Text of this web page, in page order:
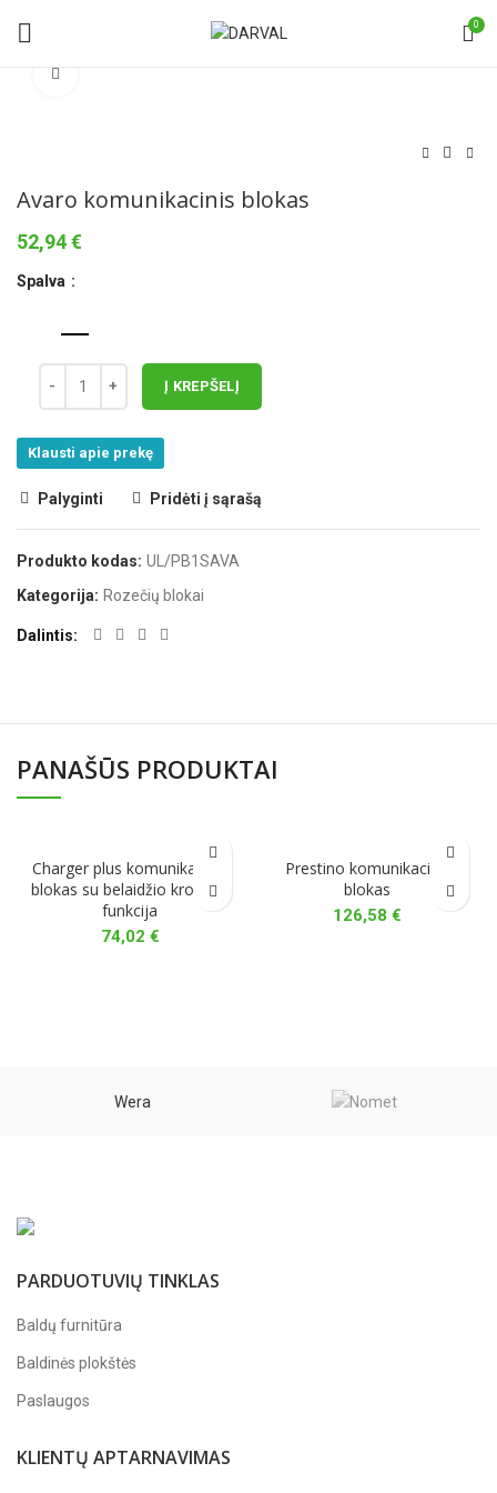
0
Avaro komunikacinis blokas
52,94€
Spalva
Į KREPŠELĮ
Klausti apie prekę
Palyginti Pridėti į sąrašą
Produkto kodas: UL/PB1SAVA
Kategorija: Rozečių blokai
Dalintis
PANAŠŪS PRODUKTAI
Charger plus komunikacinis
blokas su belaidžio krovimo
funkcija
74,02 €
Prestino komunikacinis
blokas
126,58 €
Wera
PARDUOTUVIŲ TINKLAS
Baldų furnitūra
Baldinės plokštės
Paslaugos
KLIENTŲ APTARNAVIMAS